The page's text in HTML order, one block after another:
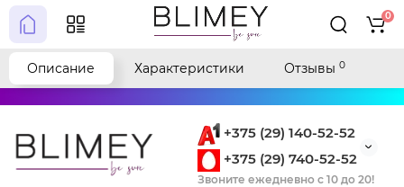
+375 (29) 140-52-52
+375 (29) 740-52-52
Звоните ежедневно с 10 до 20!
0
Описание Характеристики Отзывы 0